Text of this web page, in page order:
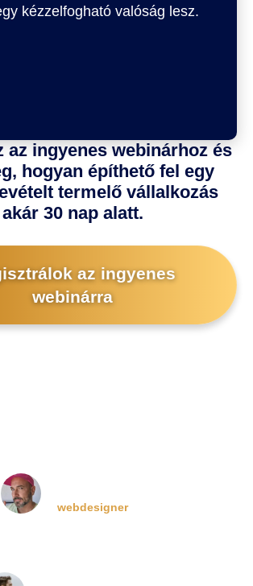
kézzelfogható valóság lesz.
az ingyenes webinárhoz és
hogyan építhető fel egy
termelő vállalkozás
akár 30 nap alatt.
az ingyenes
webinárra
webdesigner